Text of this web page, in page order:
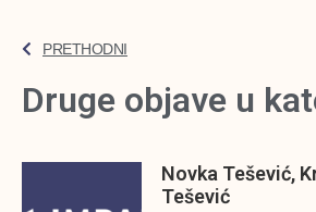
PRETHODNI
Druge objave u
Novka Tešević,
Tešević